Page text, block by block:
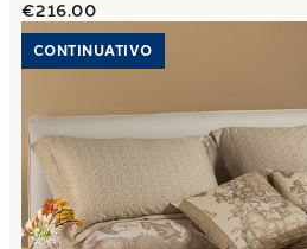
€216.00
Link to "Copriletto Primaverile
CONTINUATIVO